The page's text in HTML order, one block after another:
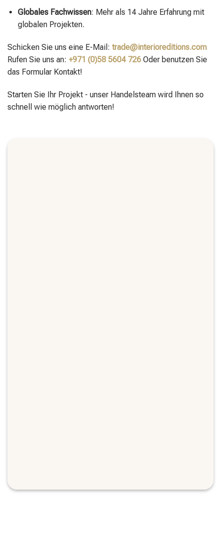
Globales Fachwissen: Mehr als 14 Jahre Erfahrung mit
globalen Projekten.
Schicken Sie uns eine E-Mail: trade@interioreditions.com
Rufen Sie uns an: +971 (0)58 5604 726 Oder benutzen Sie
das Formular Kontakt!
Starten Sie Ihr Projekt - unser Handelsteam wird Ihnen so
schnell wie möglich antworten!